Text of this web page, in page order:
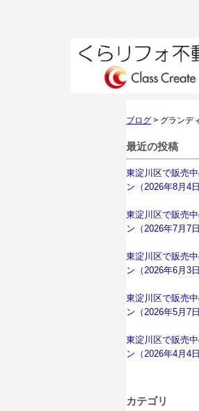
ブログ > グランデ
最近の投稿
東淀川区で販売
ン（2026年8月4
東淀川区で販売
ン（2026年7月7
東淀川区で販売
ン（2026年6月3
東淀川区で販売
ン（2026年5月7
東淀川区で販売
ン（2026年4月4
カテゴリ